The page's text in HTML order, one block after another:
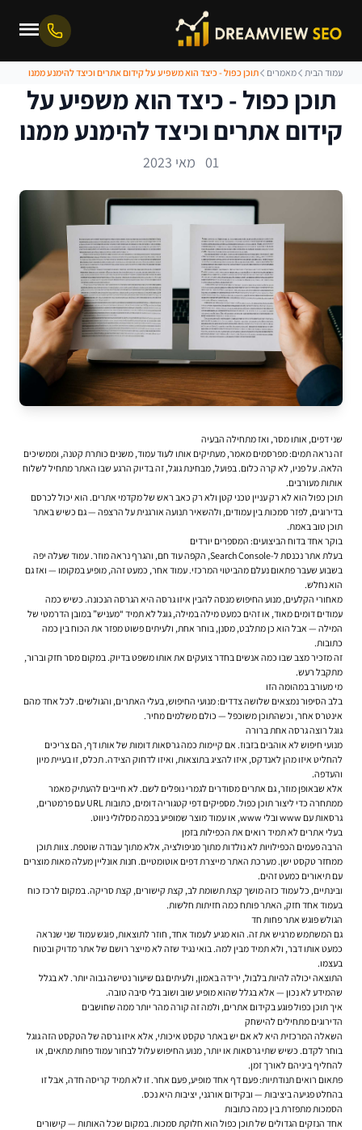
עמוד הבית מאמרים תוכן כפול - כיצד הוא משפיע על קידום אתרים וכיצד להימנע ממנו
תוכן כפול - כיצד הוא משפיע על
קידום אתרים וכיצד להימנע ממנו
01 מאי 2023
שני דפים, אותו מסר, ואז מתחילה הבעיה
זה נראה תמים: מפרסמים מאמר, מעתיקים אותו לעוד עמוד, משנים כותרת קטנה, וממשיכים
הלאה. על פניו, לא קרה כלום. בפועל, מבחינת גוגל, זה בדיוק הרגע שבו האתר מתחיל לשלוח
אותות מעורבים.
תוכן כפול הוא לא רק עניין טכני קטן ולא רק כאב ראש של מקדמי אתרים. הוא יכול לכרסם
בדירוגים, לפזר סמכות בין עמודים, ולהשאיר תנועה אורגנית על הרצפה — גם כשיש באתר
תוכן טוב באמת.
בוקר אחד בדוח הביצועים: המספרים יורדים
בעלת אתר נכנסת ל-Search Console, הקפה עוד חם, והגרף נראה מוזר. עמוד שעלה יפה
בשבוע שעבר פתאום נעלם מהביטוי המרכזי. עמוד אחר, כמעט זהה, מופיע במקומו — ואז גם
הוא נחלש.
מאחורי הקלעים, מנוע החיפוש מנסה להבין איזו גרסה היא הגרסה הנכונה. כשיש כמה
עמודים דומים מאוד, או זהים כמעט מילה במילה, גוגל לא תמיד “מעניש” במובן הדרמטי של
המילה — אבל הוא כן מתלבט, מסנן, בוחר אחת, ולעיתים פשוט מפזר את הכוח בין כמה
כתובות.
זה מזכיר מצב שבו כמה אנשים בחדר צועקים את אותו משפט בדיוק. במקום מסר חזק וברור,
מתקבל רעש.
מי מעורב במהומה הזו
בלב הסיפור נמצאים שלושה צדדים: מנועי החיפוש, בעלי האתרים, והגולשים. לכל אחד מהם
אינטרס אחר, וכשהתוכן משוכפל — כולם משלמים מחיר.
גוגל רוצה גרסה אחת ברורה
מנועי חיפוש לא אוהבים בזבוז. אם קיימות כמה גרסאות דומות של אותו דף, הם צריכים
להחליט איזו מהן לאנדקס, איזו להציג בתוצאות, ואיזו לדחוק הצידה. תכלס, זו בעיית מיון
והעדפה.
אלא שבאופן מוזר, גם אתרים מסודרים לגמרי נופלים לשם. לא חייבים להעתיק מאמר
ממתחרה כדי ליצור תוכן כפול. מספיקים דפי קטגוריה דומים, כתובות URL עם פרמטרים,
גרסאות עם www ובלי www, או עמוד מוצר שמופיע בכמה מסלולי ניווט.
בעלי אתרים לא תמיד רואים את הכפילות בזמן
הרבה פעמים הכפילויות לא נולדות מתוך מניפולציה, אלא מתוך עבודה שוטפת. צוות תוכן
ממחזר טקסט ישן. מערכת האתר מייצרת דפים אוטומטיים. חנות אונליין מעלה מאות מוצרים
עם תיאורים כמעט זהים.
ובינתיים, כל עמוד כזה מושך קצת תשומת לב, קצת קישורים, קצת סריקה. במקום לרכז כוח
בעמוד אחד חזק, האתר פותח כמה חזיתות חלשות.
הגולש פוגש אתר פחות חד
גם המשתמש מרגיש את זה. הוא מגיע לעמוד אחד, חוזר לתוצאות, פוגש עמוד שני שנראה
כמעט אותו דבר, ולא תמיד מבין למה. בואי נגיד שזה לא מייצר רושם של אתר מדויק ובטוח
בעצמו.
התוצאה יכולה להיות בלבול, ירידה באמון, ולעיתים גם שיעור נטישה גבוה יותר. לא בגלל
שהמידע לא נכון — אלא בגלל שהוא מופיע שוב ושוב בלי סיבה טובה.
איך תוכן כפול פוגע בקידום אתרים, ולמה זה קורה מהר יותר ממה שחושבים
הדירוגים מתחילים להישחק
השאלה המרכזית היא לא אם יש באתר טקסט איכותי, אלא איזו גרסה של הטקסט הזה גוגל
בוחר לקדם. כשיש שתי גרסאות או יותר, מנוע החיפוש עלול לבחור עמוד פחות מתאים, או
להחליף ביניהם לאורך זמן.
פתאום רואים תנודתיות: פעם דף אחד מופיע, פעם אחר. זו לא תמיד קריסה חדה, אבל זו
בהחלט פגיעה ביציבות — ובקידום אורגני, יציבות היא נכס.
הסמכות מתפזרת בין כמה כתובות
אחד הנזקים הגדולים של תוכן כפול הוא חלוקת סמכות. במקום שכל האותות — קישורים